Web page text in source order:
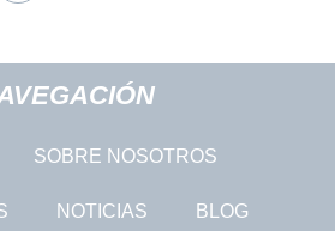
SOBRE NOSOTROS
NOTICIAS BLOG